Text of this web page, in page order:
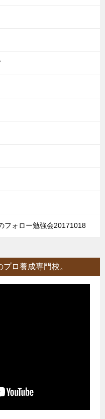
フォロー勉強会20171018
ロ養成専門校。